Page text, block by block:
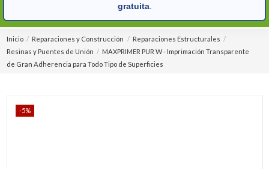
gratuita.
Inicio Reparaciones y Construcción
Reparaciones Estructurales
Resinas y Puentes de Unión
MAXPRIMER PUR W - Imprimación Transparente
de Gran Adherencia para Todo Tipo de Superficies
-5%